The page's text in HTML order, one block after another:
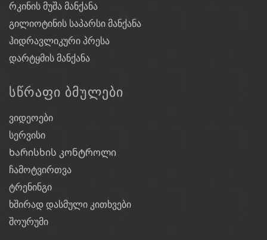
რკინის მუშა მანქანა
გილიოტინის საპარსი მანქანა
ჰიდრავლიკური პრესა
დარტყმის მანქანა
ᲡᲬᲠᲐᲤᲘ ᲑᲛᲣᲚᲔᲑᲘ
ვიდეოები
სერვისი
Ხარისხის კონტროლი
ჩამოტვირთვა
ტრენინგი
ხშირად დასმული კითხვები
შოურუმი